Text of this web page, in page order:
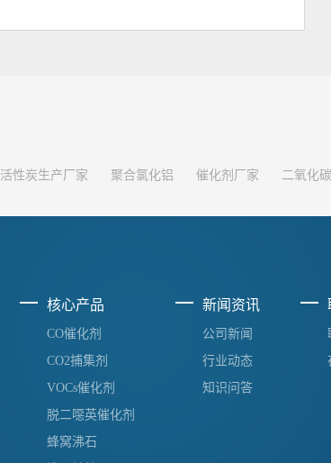
活性炭生产厂家 聚合氯化铝 催化剂厂家 二氧化
核心产品
CO催化剂
CO2捕集剂
VOCs催化剂
脱二噁英催化剂
蜂窝沸石
新闻资讯
公司新闻
行业动态
知识问答